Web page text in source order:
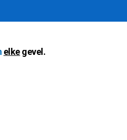
elkegevel.